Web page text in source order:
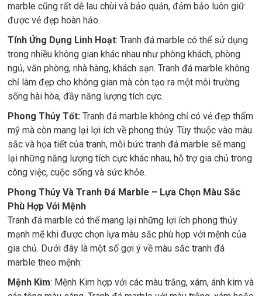
marble cũng rất dễ lau chùi và bảo quản, đảm bảo luôn giữ
được vẻ đẹp hoàn hảo.
Tính Ứng Dụng Linh Hoạt: Tranh đá marble có thể sử dụng
trong nhiều không gian khác nhau như phòng khách, phòng
ngủ, văn phòng, nhà hàng, khách sạn. Tranh đá marble không
chỉ làm đẹp cho không gian mà còn tạo ra một môi trường
sống hài hòa, đầy năng lượng tích cực.
Phong Thủy Tốt: Tranh đá marble không chỉ có vẻ đẹp thẩm
mỹ mà còn mang lại lợi ích về phong thủy. Tùy thuộc vào màu
sắc và họa tiết của tranh, mỗi bức tranh đá marble sẽ mang
lại những năng lượng tích cực khác nhau, hỗ trợ gia chủ trong
công việc, cuộc sống và sức khỏe.
Phong Thủy Và Tranh Đá Marble – Lựa Chọn Màu Sắc
Phù Hợp Với Mệnh
Tranh đá marble có thể mang lại những lợi ích phong thủy
mạnh mẽ khi được chọn lựa màu sắc phù hợp với mệnh của
gia chủ. Dưới đây là một số gợi ý về màu sắc tranh đá
marble theo mệnh:
Mệnh Kim: Mệnh Kim hợp với các màu trắng, xám, ánh kim và